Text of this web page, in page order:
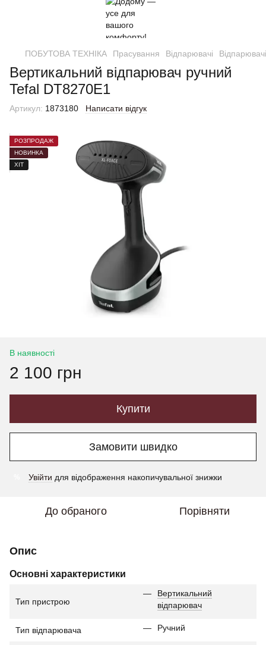
ПОБУТОВА ТЕХНІКА Прасування Відпарювачі
Вертикальний відпарювач ручний
Tefal DT8270E1
Артикул: 1873180 Написати відгук
РОЗПРОДАЖ
НОВИНКА
ХІТ
В наявності
2 100 грн
Купити
Замовити швидко
Увійти для відображення накопичувальної знижки
До обраного Порівняти
Опис
Основні характеристики
Тип пристрою
Вертикальний
відпарювач
Тип відпарювача Ручний